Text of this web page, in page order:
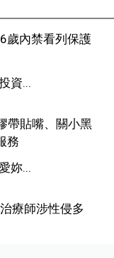
歲內禁看列保護
資...
帶貼嘴、關小黑
務
妳...
療師涉性侵多